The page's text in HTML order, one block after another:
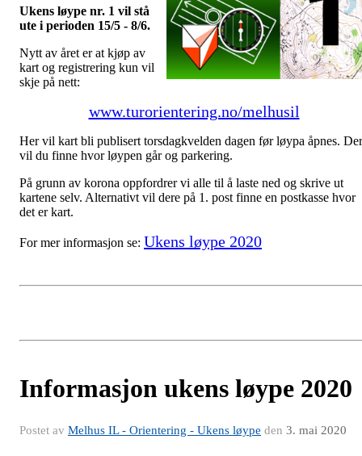
Ukens løype nr. 1 vil stå
ute i perioden 15/5 - 8/6.
Nytt av året er at kjøp av
kart og registrering kun vil
skje på nett:
www.turorientering.no/melhusil
Her vil kart bli publisert torsdagkvelden dagen før løypa åpnes. Der
vil du finne hvor løypen går og parkering.
På grunn av korona oppfordrer vi alle til å laste ned og skrive ut
kartene selv. Alternativt vil dere på 1. post finne en postkasse hvor
det er kart.
For mer informasjon se: Ukens løype 2020
Informasjon ukens løype 2020
Postet av Melhus IL - Orientering - Ukens løype den 3. mai 2020